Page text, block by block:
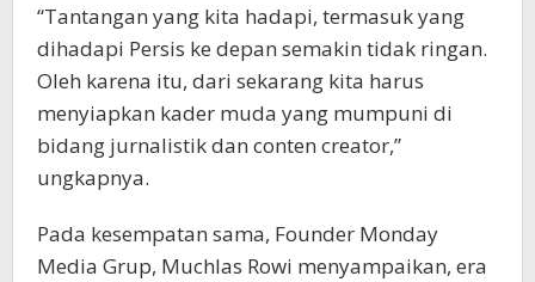
“Tantangan yang kita hadapi, termasuk yang
dihadapi Persis ke depan semakin tidak ringan.
Oleh karena itu, dari sekarang kita harus
menyiapkan kader muda yang mumpuni di
bidang jurnalistik dan conten creator,”
ungkapnya.
Pada kesempatan sama, Founder Monday
Media Grup, Muchlas Rowi menyampaikan, era